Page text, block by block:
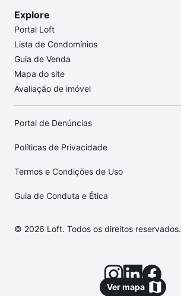
Ver mapa
Explore
Portal Loft
Lista de Condomínios
Guia de Venda
Mapa do site
Avaliação de imóvel
Portal de Denúncias
Políticas de Privacidade
Termos e Condições de Uso
Guia de Conduta e Ética
© 2026 Loft. Todos os direitos reservados.